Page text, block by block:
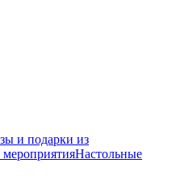
и подарки из
Настольные